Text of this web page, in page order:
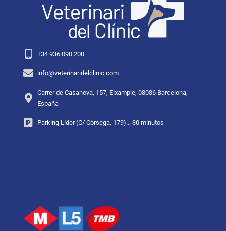
+34 936 090 200
info@veterinaridelclinic.com
Carrer de Casanova, 157, Eixample, 08036 Barcelona,
España
Parking Líder (C/ Còrsega, 179)... 30 minutos